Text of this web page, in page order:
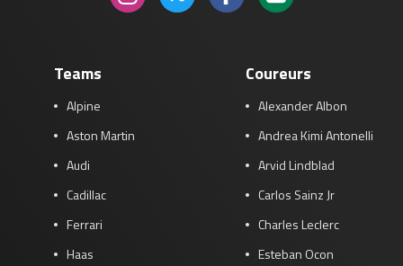
Teams
Alpine
Aston Martin
Audi
Cadillac
Ferrari
Haas
Coureurs
Alexander Albon
Andrea Kimi Antonelli
Arvid Lindblad
Carlos Sainz Jr
Charles Leclerc
Esteban Ocon